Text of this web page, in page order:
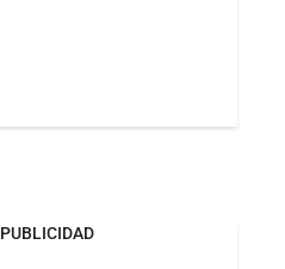
PUBLICIDAD